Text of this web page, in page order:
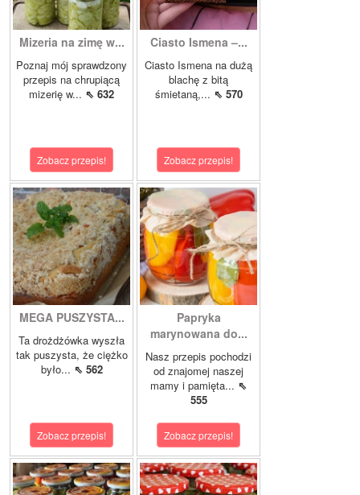
Mizeria na zimę w...
Poznaj mój sprawdzony
przepis na chrupiącą
mizerię w... ⇖ 632
Zobacz przepis!
Ciasto Ismena –...
Ciasto Ismena na dużą
blachę z bitą
śmietaną,... ⇖ 570
Zobacz przepis!
MEGA PUSZYSTA...
Ta drożdżówka wyszła
tak puszysta, że ciężko
było... ⇖ 562
Zobacz przepis!
Papryka
marynowana do...
Nasz przepis pochodzi
od znajomej naszej
mamy i pamięta... ⇖
555
Zobacz przepis!